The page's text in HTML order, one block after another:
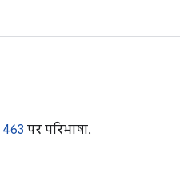
463 पर परिभाषा.